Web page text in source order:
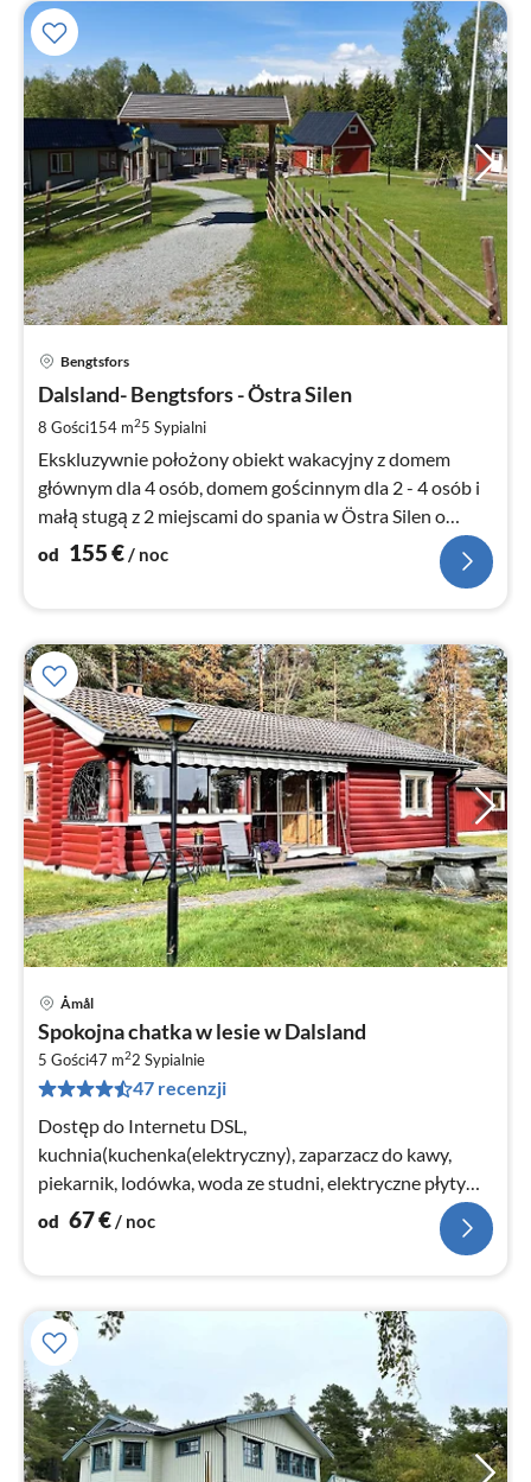
Bengtsfors
Dalsland- Bengtsfors - Östra Silen
8 Gości154 m25 Sypialni
Ekskluzywnie położony obiekt wakacyjny z domem
głównym dla 4 osób, domem gościnnym dla 2 - 4 osób i
małą stugą z 2 miejscami do spania w Östra Silen o
wysokim standardzie.
od 155€/ noc
Åmål
Spokojna chatka w lesie w Dalsland
5 Gości47 m22 Sypialnie
47 recenzji
Dostęp do Internetu DSL,
kuchnia(kuchenka(elektryczny), zaparzacz do kawy,
piekarnik, lodówka, woda ze studni, elektryczne płyty
grzejne)
od 67€/ noc